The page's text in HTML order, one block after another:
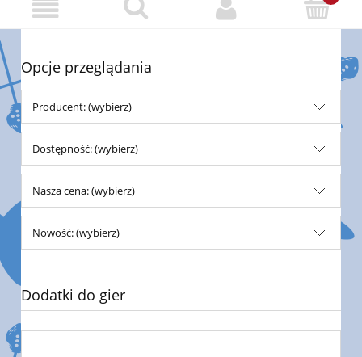
Opcje przeglądania
Producent: (wybierz)
Dostępność: (wybierz)
Nasza cena: (wybierz)
Nowość: (wybierz)
Dodatki do gier